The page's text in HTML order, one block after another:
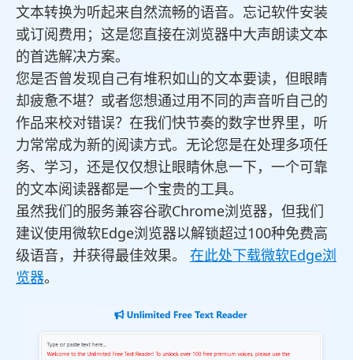
文本转换为听起来自然流畅的语音。忘记软件安装
或订阅费用；这是您直接在浏览器中大声朗读文本
的首选解决方案。
您是否曾发现自己有堆积如山的文本要读，但眼睛
却疲惫不堪？或者您想通过用不同的声音听自己的
作品来校对错误？在我们快节奏的数字世界里，听
力常常成为新的阅读方式。无论您是在处理多项任
务、学习，还是仅仅想让眼睛休息一下，一个可靠
的文本阅读器都是一个宝贵的工具。
虽然我们的服务兼容谷歌Chrome浏览器，但我们
建议使用微软Edge浏览器以解锁超过100种免费高
级语音，并获得最佳效果。 在此处下载微软Edge浏
览器。